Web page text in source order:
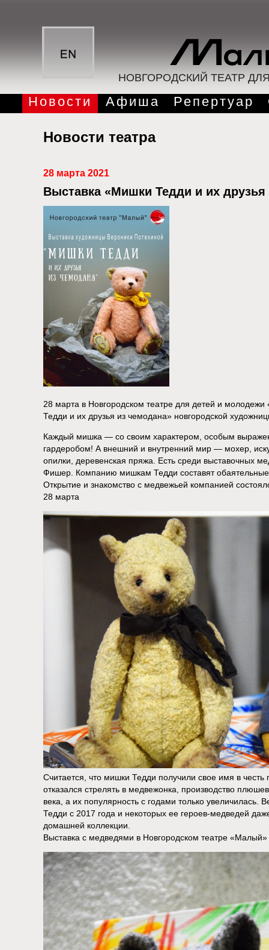
НОВГОРОДСКИЙ ТЕАТР
Новости Афиша Репертуар
Новости театра
28 марта 2021
Выставка «Мишки Тедди и их друзья
28 марта в Новгородском театре для детей и
Тедди и их друзья из чемодана» новгородской
Каждый мишка — со своим характером, особым
гардеробом! А внешний и внутренний мир — мохер,
опилки, деревенская пряжа. Есть среди выставочных
Фишер. Компанию мишкам Тедди составят
Открытие и знакомство с медвежьей компанией
28 марта
Считается, что мишки Тедди получили свое имя в честь
отказался стрелять в медвежонка, производство
века, а их популярность с годами только увеличилась.
Тедди с 2017 года и некоторых ее героев-медведей
домашней коллекции.
Выставка с медведями в Новгородском театре